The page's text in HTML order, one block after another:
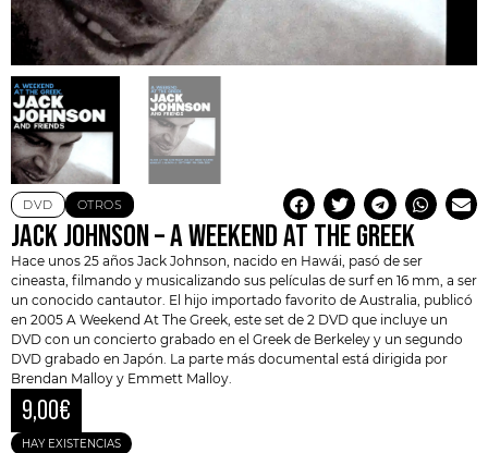
DVD OTROS
JACK JOHNSON – A WEEKEND AT THE GREEK
Hace unos 25 años Jack Johnson, nacido en Hawái, pasó de ser
cineasta, filmando y musicalizando sus películas de surf en 16 mm, a ser
un conocido cantautor. El hijo importado favorito de Australia, publicó
en 2005 A Weekend At The Greek, este set de 2 DVD que incluye un
DVD con un concierto grabado en el Greek de Berkeley y un segundo
DVD grabado en Japón. La parte más documental está dirigida por
Brendan Malloy y Emmett Malloy.
9,00€
HAY EXISTENCIAS